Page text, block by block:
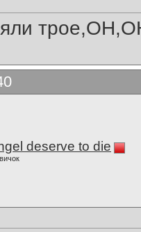
deserve to die